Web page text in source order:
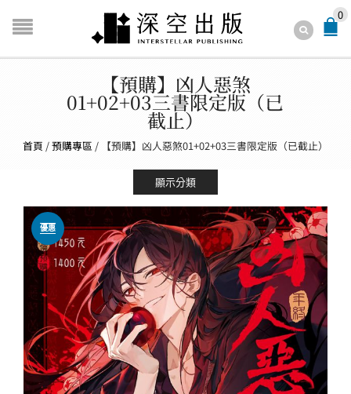
0
【預購】凶人惡煞
01+02+03三書限定版（已
截止）
首頁 /預購專區 / 【預購】凶人惡煞01+02+03三書限定版（已截止）
優惠
顯示分類